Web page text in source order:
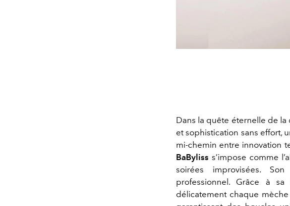
Dans la quête éternelle de
et sophistication sans effort,
mi-chemin entre innovation
BaByliss s’impose comme
soirées improvisées.
professionnel. Grâce à sa
délicatement chaque